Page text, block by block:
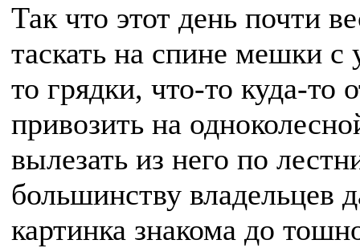
Так что этот день почти
таскать на спине мешки с
то грядки, что-то куда-то
привозить на
вылезать из него по
большинству владельцев
картинка знакома до